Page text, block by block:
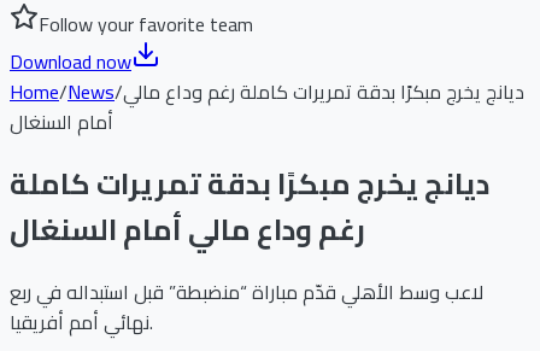
Follow your favorite team
Download now
Home/News/ديانج يخرج مبكرًا بدقة تمريرات كاملة رغم وداع مالي
أمام السنغال
ديانج يخرج مبكرًا بدقة تمريرات كاملة
رغم وداع مالي أمام السنغال
لاعب وسط الأهلي قدّم مباراة “منضبطة” قبل استبداله في ربع
نهائي أمم أفريقيا.